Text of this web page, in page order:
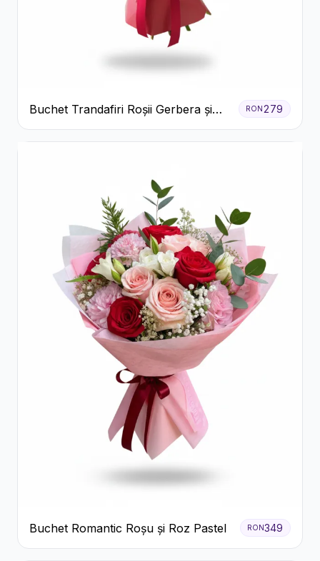
Buchet Trandafiri Roșii Gerbera și
Verdeață
RON 279
Buchet Romantic Roșu și Roz Pastel RON349